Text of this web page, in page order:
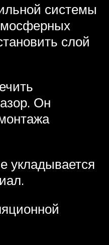
системы
слой
Он
укладывается